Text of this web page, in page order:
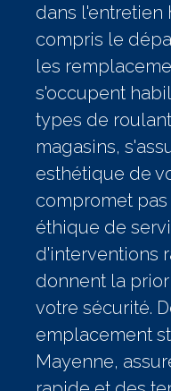
dans l'entretien
compris le
les
s'occupent
types de
magasins,
esthétique de
compromet
éthique de
d'interventions
donnent la
votre sécurité.
emplacement
Mayenne,